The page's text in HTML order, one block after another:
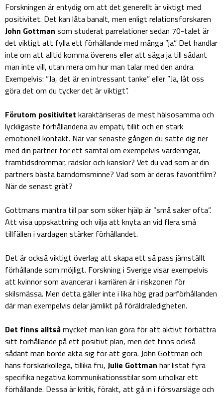
Forskningen är entydig om att det generellt är viktigt med
positivitet. Det kan låta banalt, men enligt relationsforskaren
John Gottman som studerat parrelationer sedan 70-talet är
det viktigt att fylla ett förhållande med många ”ja”. Det handlar
inte om att alltid komma överens eller att säga ja till sådant
man inte vill, utan mera om hur man talar med den andra.
Exempelvis: ”Ja, det är en intressant tanke” eller ”Ja, låt oss
göra det om du tycker det är viktigt”.
Förutom positivitet karaktäriseras de mest hälsosamma och
lyckligaste förhållandena av empati, tillit och en stark
emotionell kontakt. När var senaste gången du satte dig ner
med din partner för ett samtal om exempelvis värderingar,
framtidsdrömmar, rädslor och känslor? Vet du vad som är din
partners bästa barndomsminne? Vad som är deras favoritfilm?
När de senast grät?
Gottmans mantra till par som söker hjälp är ”små saker ofta”.
Att visa uppskattning och vilja att knyta an vid flera små
tillfällen i vardagen stärker förhållandet.
Det är också viktigt överlag att skapa ett så pass jämställt
förhållande som möjligt. Forskning i Sverige visar exempelvis
att kvinnor som avancerar i karriären är i riskzonen för
skilsmässa. Men detta gäller inte i lika hög grad parförhållanden
där man exempelvis delar jämlikt på föräldraledigheten.
Det finns alltsåmycket man kan göra för att aktivt förbättra
sitt förhållande på ett positivt plan, men det finns också
sådant man borde akta sig för att göra. John Gottman och
hans forskarkollega, tillika fru, Julie Gottman har listat fyra
specifika negativa kommunikationsstilar som urholkar ett
förhållande. Dessa är kritik, förakt, att gå in i försvarsläge och